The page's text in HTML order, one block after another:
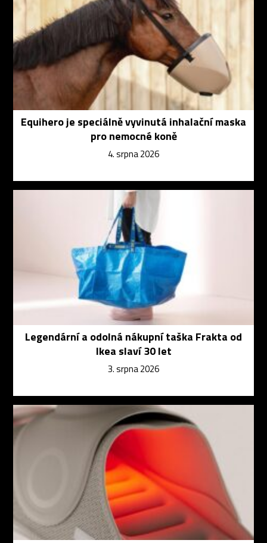
Equihero je speciálně vyvinutá inhalační maska
pro nemocné koně
4. srpna 2026
Legendární a odolná nákupní taška Frakta od
Ikea slaví 30 let
3. srpna 2026